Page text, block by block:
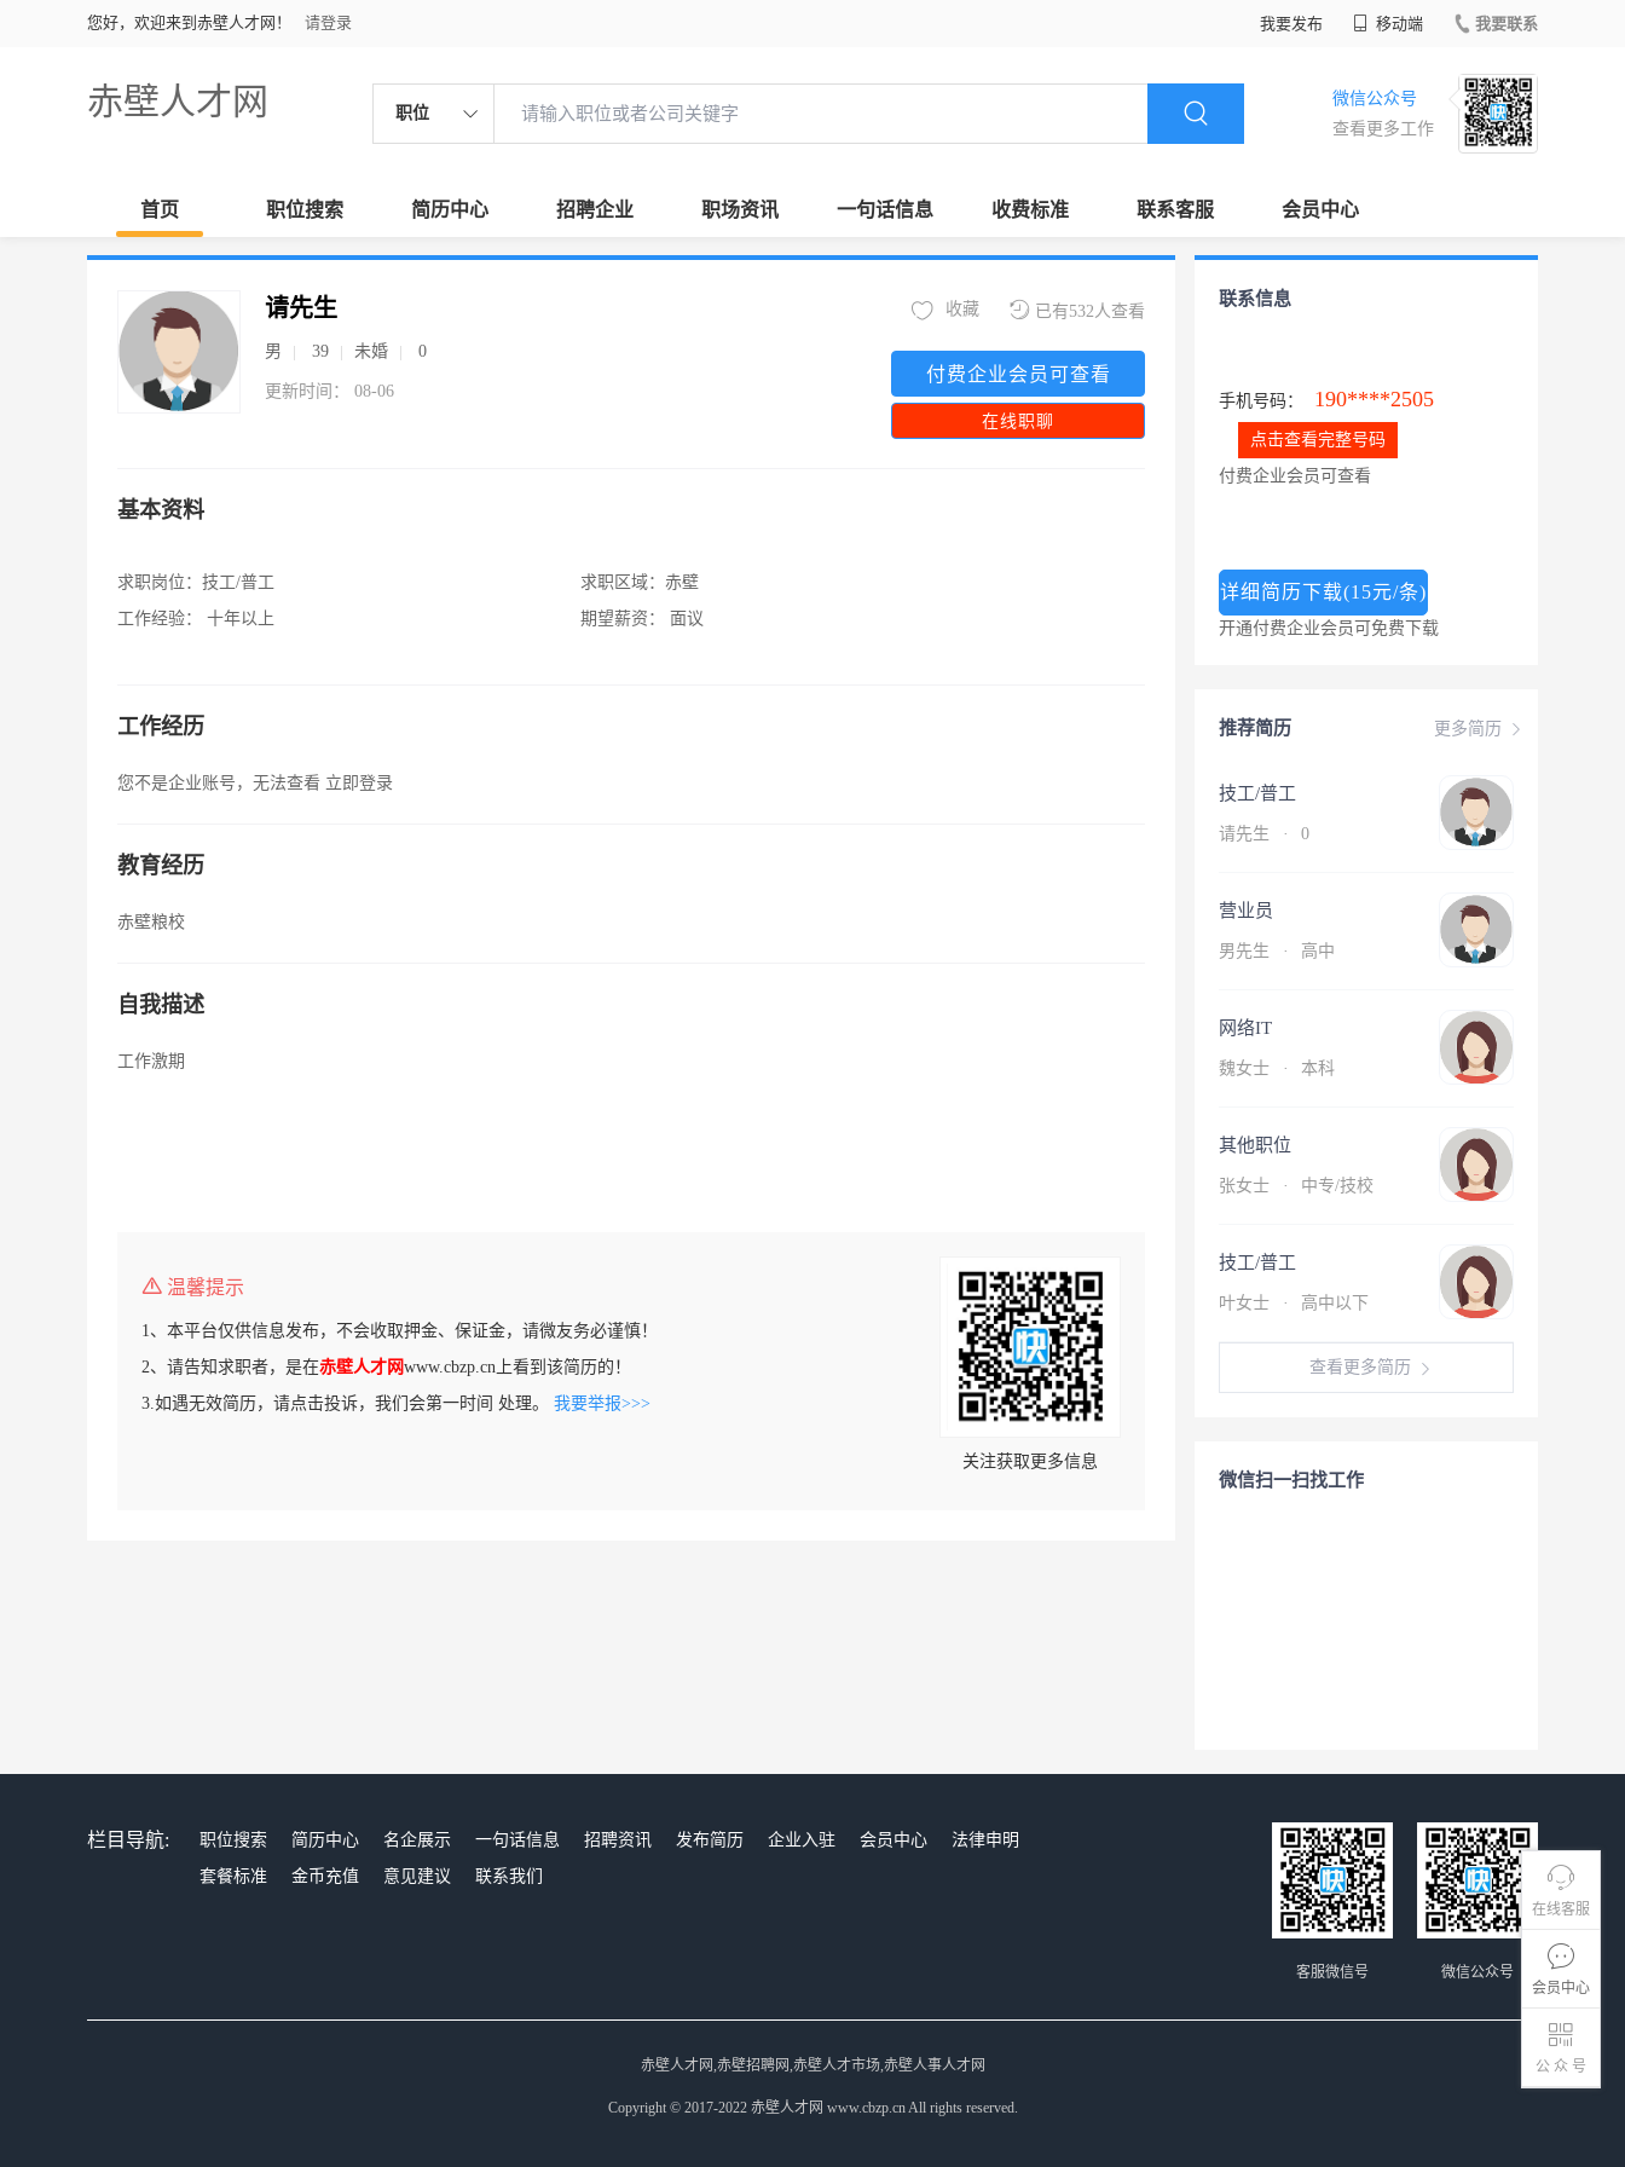
您好，欢迎来到赤壁人才网！ 请登录 我要发布 移动端 我要联系
赤壁人才网 职位
微信公众号
查看更多工作
首页 职位搜索 简历中心 招聘企业 职场资讯 一句话信息 收费标准 联系客服 会员中心
在线客服
会员中心
公 众 号
请先生
男 39 未婚 0
更新时间： 08-06
已有532人查看
收藏
付费企业会员可查看
在线职聊
基本资料
求职岗位： 技工/普工
工作经验：
十年以上
求职区域： 赤壁
期望薪资：
面议
工作经历
您不是企业账号，无法查看 立即登录
教育经历
赤壁粮校
自我描述
工作激期
温馨提示
1、本平台仅供信息发布，不会收取押金、保证金，请微友务必谨慎！
2、请告知求职者，是在赤壁人才网www.cbzp.cn上看到该简历的！
3.如遇无效简历，请点击投诉，我们会第一时间 处理。 我要举报>>>
关注获取更多信息
联系信息
手机号码： 190****2505
点击查看完整号码
付费企业会员可查看
详细简历下载(15元/条)
开通付费企业会员可免费下载
更多简历
推荐简历
技工/普工
请先生 · 0
营业员
男先生 · 高中
网络IT
魏女士 · 本科
其他职位
张女士 · 中专/技校
技工/普工
叶女士 · 高中以下
查看更多简历
微信扫一扫找工作
栏目导航: 职位搜索 简历中心 名企展示 一句话信息 招聘资讯 发布简历 企业入驻 会员中心
法律申明
套餐标准
金币充值 意见建议 联系我们
微信公众号
客服微信号
赤壁人才网,赤壁招聘网,赤壁人才市场,赤壁人事人才网
Copyright © 2017-2022 赤壁人才网 www.cbzp.cn All rights reserved.